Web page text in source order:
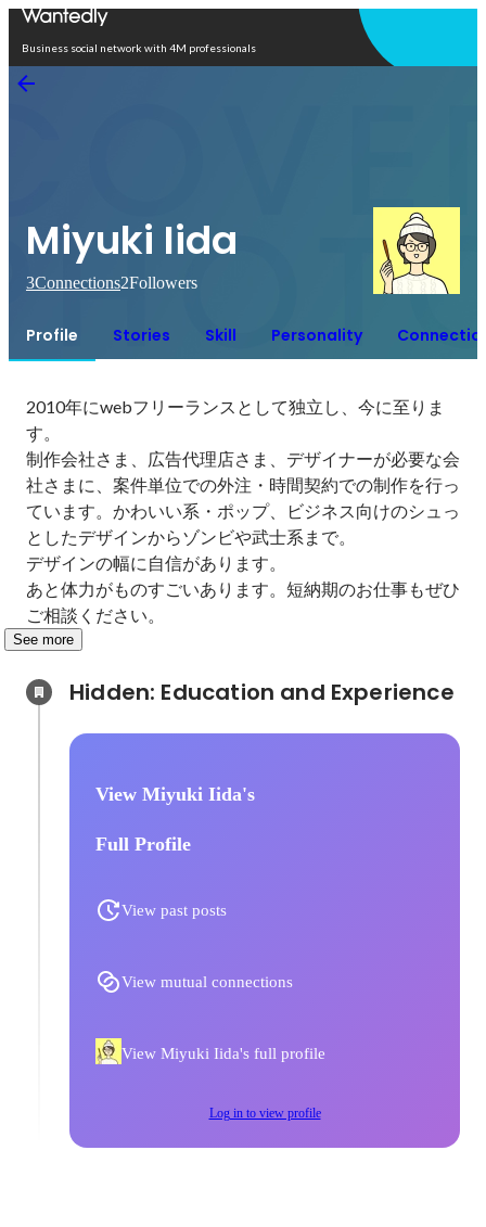
Business social network with 4M professionals
Miyuki Iida
3Connections2Followers
Profile Stories Skill Personality
2010年にwebフリーランスとして独立し、今に至りま
す。
制作会社さま、広告代理店さま、デザイナーが必要な会
社さまに、案件単位での外注・時間契約での制作を行っ
ています。かわいい系・ポップ、ビジネス向けのシュっ
としたデザインからゾンビや武士系まで。
デザインの幅に自信があります。
あと体力がものすごいあります。短納期のお仕事もぜひ
ご相談ください。
See more
View Miyuki Iida's
Full Profile
View past posts
View mutual connections
View Miyuki Iida's full profile
Log in to view profile